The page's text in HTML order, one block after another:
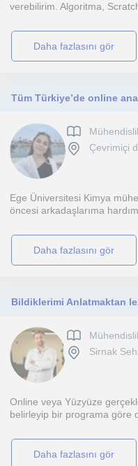
verebilirim. Algoritma,
daha fazlasını gör
Çevrimiçi
Ege Üniversitesi Kimya
öncesi arkadaşlarıma
daha fazlasını gör
Sirnak
Online veya Yüzyüze
belirleyip bir programa göre
daha fazlasını gör